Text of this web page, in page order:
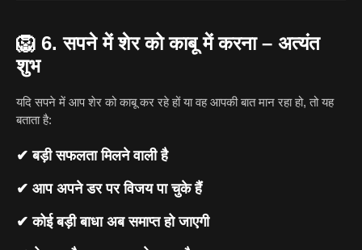
🦁 6. सपने में शेर को काबू में करना – अत्यंत
शुभ
यदि सपने में आप शेर को काबू कर रहे हों या वह आपकी बात मान रहा हो, तो यह
बताता है:
✔ बड़ी सफलता मिलने वाली है
✔ आप अपने डर पर विजय पा चुके हैं
✔ कोई बड़ी बाधा अब समाप्त हो जाएगी